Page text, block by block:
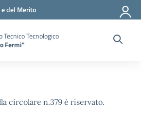
del Merito
Tecnico Tecnologico
Fermi"
circolare n.379 è riservato.